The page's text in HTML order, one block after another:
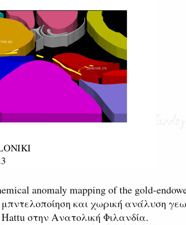
anomaly mapping of the gold-
και χωρική ανάλυση
στην Ανατολική Φιλανδία.